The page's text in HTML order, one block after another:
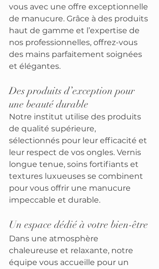
vous avec une offre exceptionnelle
de manucure. Grâce à des produits
haut de gamme et l’expertise de
nos professionnelles, offrez-vous
des mains parfaitement soignées
et élégantes.
Des produits d’exception pour
une beauté durable
Notre institut utilise des produits
de qualité supérieure,
sélectionnés pour leur efficacité et
leur respect de vos ongles. Vernis
longue tenue, soins fortifiants et
textures luxueuses se combinent
pour vous offrir une manucure
impeccable et durable.
Un espace dédié à votre bien-être
Dans une atmosphère
chaleureuse et relaxante, notre
équipe vous accueille pour un